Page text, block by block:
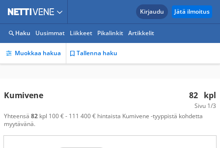
Kirjaudu Jätä ilmoitus
Haku Uusimmat Liikkeet Pikalinkit Artikkelit
Muokkaa hakua Tallenna haku
82 kpl
Sivu 1/3
Kumivene
Yhteensä 82 kpl 100 € - 111 400 € hintaista Kumivene -tyyppistä kohdetta
myytävänä.